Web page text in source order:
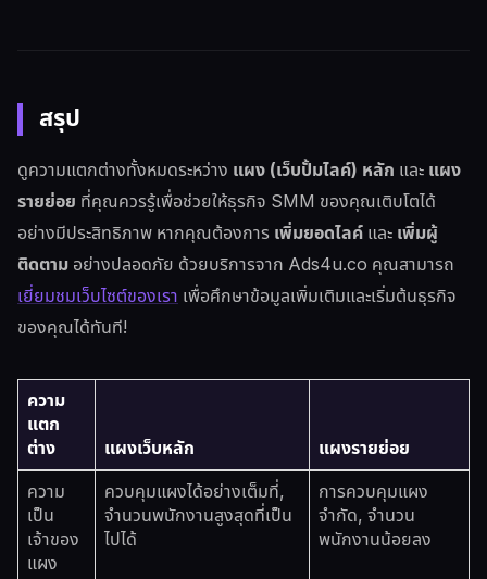
สรุป
ดูความแตกต่างทั้งหมดระหว่าง แผง (เว็บปั้มไลค์) หลัก และ แผง
รายย่อย ที่คุณควรรู้เพื่อช่วยให้ธุรกิจ SMM ของคุณเติบโตได้
อย่างมีประสิทธิภาพ หากคุณต้องการ เพิ่มยอดไลค์ และ เพิ่มผู้
ติดตาม อย่างปลอดภัย ด้วยบริการจาก Ads4u.co คุณสามารถ
เยี่ยมชมเว็บไซต์ของเรา เพื่อศึกษาข้อมูลเพิ่มเติมและเริ่มต้นธุรกิจ
ของคุณได้ทันที!
ความ
แตก
ต่าง
แผงเว็บหลัก
แผงรายย่อย
ความ
เป็น
เจ้าของ
แผง
ควบคุมแผงได้อย่างเต็มที่,
จำนวนพนักงานสูงสุดที่เป็น
ไปได้
การควบคุมแผง
จำกัด, จำนวน
พนักงานน้อยลง